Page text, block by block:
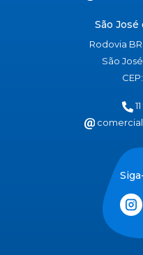
São
Rodovia BR
São